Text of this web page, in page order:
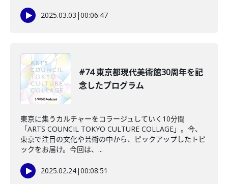
2025.03.03 |00:06:47
#74 東京都現代美術館30周年を記
念したプログラム
東京に集うカルチャーをコラージュしていく10分間
「ARTS COUNCIL TOKYO CULTURE COLLAGE」。今、
東京で注目の文化や芸術の中から、ピックアップしたトピ
ックをお届け。今回は、...
2025.02.24|00:08:51